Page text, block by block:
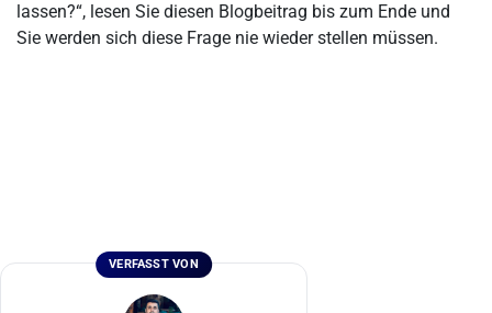
lassen?“, lesen Sie diesen Blogbeitrag bis zum Ende und
Sie werden sich diese Frage nie wieder stellen müssen.
VERFASST VON